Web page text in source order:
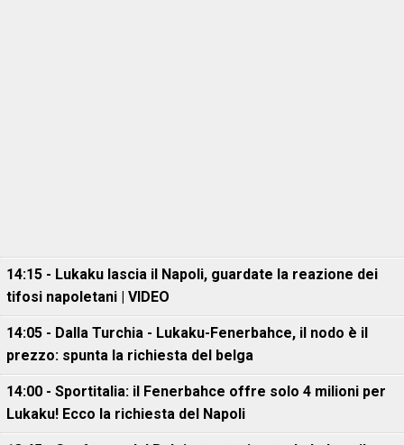
14:15 - Lukaku lascia il Napoli, guardate la reazione dei
tifosi napoletani | VIDEO
14:05 - Dalla Turchia - Lukaku-Fenerbahce, il nodo è il
prezzo: spunta la richiesta del belga
14:00 - Sportitalia: il Fenerbahce offre solo 4 milioni per
Lukaku! Ecco la richiesta del Napoli